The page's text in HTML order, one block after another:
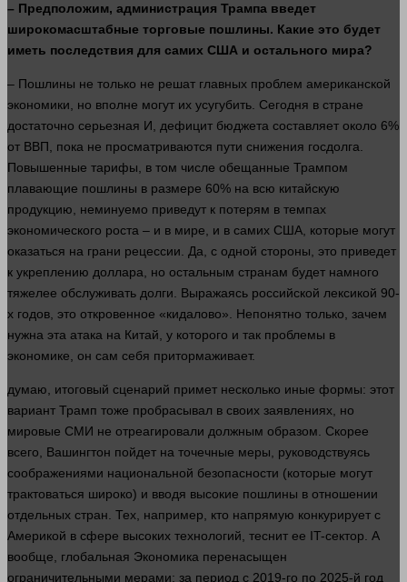
– Предположим, администрация Трампа введет
широкомасштабные торговые пошлины. Какие это будет
иметь последствия для самих США и остального мира?
– Пошлины не только не решат главных проблем американской
экономики , но вполне могут их усугубить. Сегодня в стране
достаточно серьезная И, дефицит бюджета составляет около 6%
от ВВП , пока не просматриваются пути снижения госдолга.
Повышенные тарифы, в том числе обещанные Трампом
плавающие пошлины в размере 60% на всю китайскую
продукцию, неминуемо приведут к потерям в темпах
экономического роста – и в мире, и в самих США, которые могут
оказаться на грани рецессии. Да, с одной стороны , это приведет
к укреплению доллара, но остальным странам будет намного
тяжелее обслуживать долги. Выражаясь российской лексикой 90-
х годов, это откровенное «кидалово». Непонятно только, зачем
нужна эта атака на Китай, у которого и так проблемы в
экономике, он сам себя притормаживает.
думаю , итоговый сценарий примет несколько иные формы: этот
вариант Трамп тоже пробрасывал в своих заявлениях, но
мировые СМИ не отреагировали должным образом. Скорее
всего, Вашингтон пойдет на точечные меры, руководствуясь
соображениями национальной безопасности (которые могут
трактоваться широко) и вводя высокие пошлины в отношении
отдельных стран. Тех, например , кто напрямую конкурирует с
Америкой в сфере высоких технологий, теснит ее IT-сектор. А
вообще, глобальная Экономика перенасыщен
ограничительными мерами: за период с 2019-го по 2025-й год